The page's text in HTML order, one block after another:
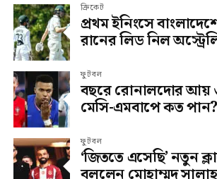
ক্রিকেট
প্রথম ইনিংসে
রানের লিড নিল
ফুটবল
বছরে রোনালদোর আয়
মেসি-এমবাপে কত পান?
ফুটবল
‘জিততে এসেছি’ নতুন
বললেন মোহাম্মদ সালাহ